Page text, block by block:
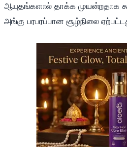
ஆயுதங்களால் தாக்க முயன்றதாக
அங்கு பரபரப்பான சூழ்நிலை